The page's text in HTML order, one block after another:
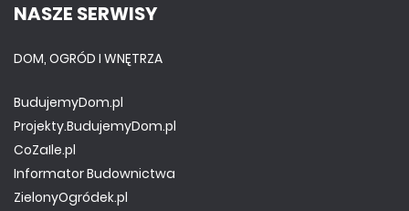
NASZE SERWISY
DOM, OGRÓD I WNĘTRZA
BudujemyDom.pl
Projekty.BudujemyDom.pl
CoZaIle.pl
Informator Budownictwa
ZielonyOgródek.pl